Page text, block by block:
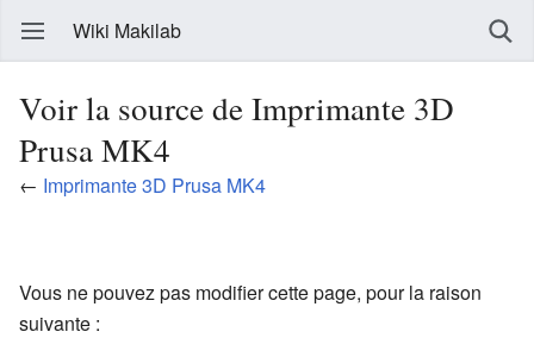
Wiki Makilab
Voir la source de Imprimante 3D
Prusa MK4
← Imprimante 3D Prusa MK4
Vous ne pouvez pas modifier cette page, pour la raison
suivante :